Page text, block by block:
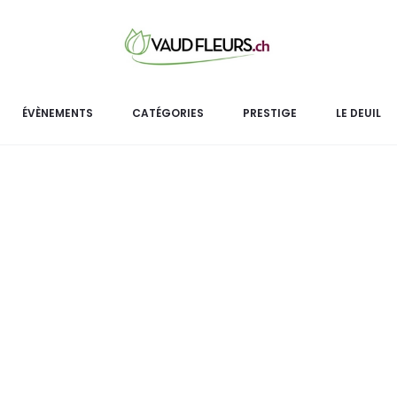
ÉVÈNEMENTS CATÉGORIES PRESTIGE LE DEUIL